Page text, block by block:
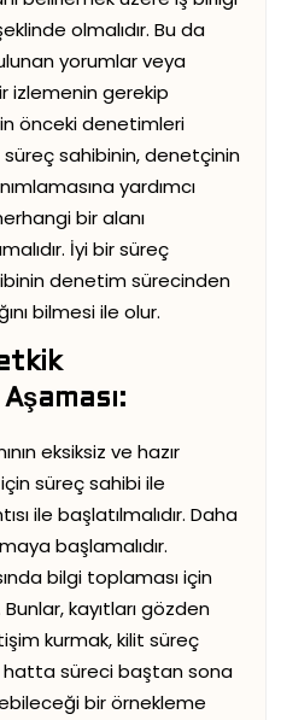
olmalıdır. Bu da
yorumlar veya
izlemenin gerekip
önceki denetimleri
sahibinin, denetçinin
yardımcı
bir alanı
İyi bir süreç
denetim sürecinden
bilmesi ile olur.
eksiksiz ve hazır
süreç sahibi ile
ile başlatılmalıdır. Daha
başlamalıdır.
bilgi toplaması için
kayıtları gözden
kurmak, kilit süreç
hatta süreci baştan sona
bir örnekleme